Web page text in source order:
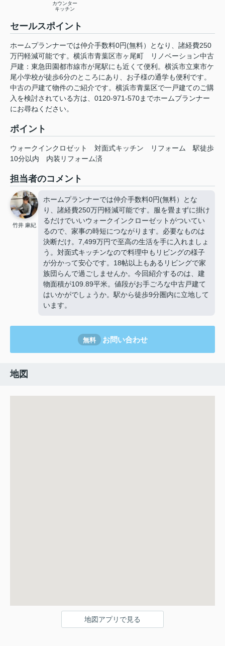
カウンター
キッチン
セールスポイント
ホームプランナーでは仲介手数料0円(無料）となり、諸経費250
万円軽減可能です。横浜市青葉区市ヶ尾町 リノベーション中古
戸建：東急田園都市線市が尾駅にも近くて便利。横浜市立東市ケ
尾小学校が徒歩6分のところにあり、お子様の通学も便利です。
中古の戸建て物件のご紹介です。横浜市青葉区で一戸建てのご購
入を検討されている方は、0120-971-570までホームプランナー
にお尋ねください。
ポイント
ウォークインクロゼット 対面式キッチン リフォーム
駅徒歩
10分以内
内装リフォーム済
担当者のコメント
竹井 麻紀
ホームプランナーでは仲介手数料0円(無料）とな
り、諸経費250万円軽減可能です。服を畳まずに掛け
るだけでいいウォークインクローゼットがついてい
るので、家事の時短につながります。必要なものは
決断だけ。7,499万円で至高の生活を手に入れましょ
う。対面式キッチンなので料理中もリビングの様子
が分かって安心です。18帖以上もあるリビングで家
族団らんで過ごしませんか。今回紹介するのは、建
物面積が109.89平米。値段がお手ごろな中古戸建て
はいかがでしょうか。駅から徒歩9分圏内に立地して
います。
無料 お問い合わせ
地図
地図アプリで見る